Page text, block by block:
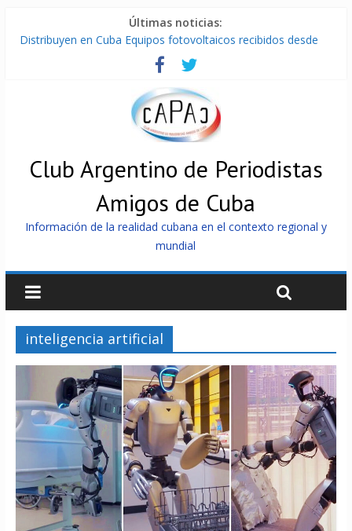
Últimas noticias:
Distribuyen en Cuba Equipos fotovoltaicos recibidos desde
La ONU condena medidas de EE.UU contra Cuba
Cuba alerta sobre doctrina militar de dominación de EEUU
Nuevas sanciones de EEUU contra Cuba apuntan a la
cooperación militar con Rusia y China
Brutal represión contra los que marchan para que no se
venda la patria
Club Argentino de Periodistas
Amigos de Cuba
Información de la realidad cubana en el contexto regional y
mundial
inteligencia artificial